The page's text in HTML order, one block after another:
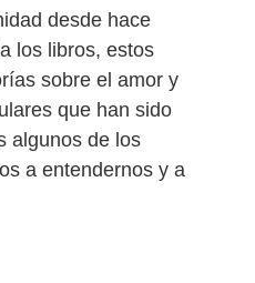
desde hace
los libros, estos
sobre el amor y
que han sido
algunos de los
a entendernos y a